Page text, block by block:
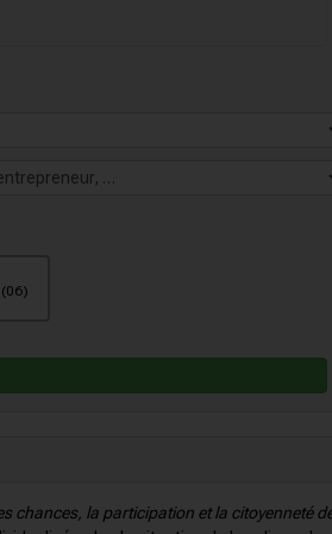
(06)
chances, la participation et la citoyenneté